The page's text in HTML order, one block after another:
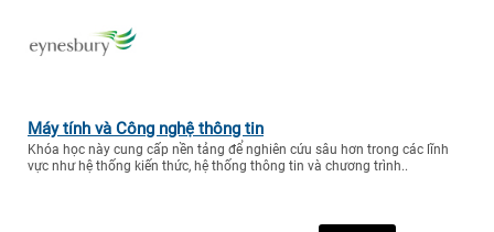
Máy tính và Công nghệ thông tin
Khóa học này cung cấp nền tảng để nghiên cứu sâu hơn trong các lĩnh
vực như hệ thống kiến thức, hệ thống thông tin và chương trình..